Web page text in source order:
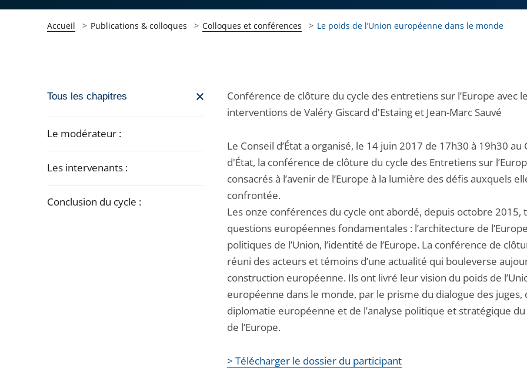
Accueil Publications & colloques Colloques et conférences Le poids de l’Union européenne dans le monde
Passer
navigation
l'article
Tous les chapitres
Le modérateur :
Les intervenants :
Conclusion du cycle :
Conférence de clôture du cycle des entretiens sur l’Europe avec
interventions de Valéry Giscard d'Estaing et Jean-Marc Sauvé
Le Conseil d’État a organisé, le 14 juin 2017 de 17h30 à 19h30 au
d'État, la conférence de clôture du cycle des Entretiens sur
consacrés à l’avenir de l’Europe à la lumière des défis auxquels
confrontée.
Les onze conférences du cycle ont abordé, depuis octobre 2015,
questions européennes fondamentales : l’architecture de
politiques de l’Union, l’identité de l’Europe. La conférence de
réuni des acteurs et témoins d’une actualité qui bouleverse
construction européenne. Ils ont livré leur vision du poids de
européenne dans le monde, par le prisme du dialogue des juges,
diplomatie européenne et de l’analyse politique et stratégique
de l’Europe.
> Télécharger le dossier du participant